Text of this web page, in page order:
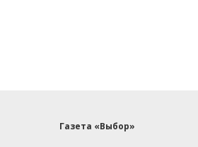
Газета «Выбор»